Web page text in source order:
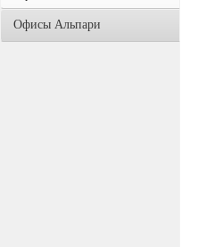
Офисы Альпари